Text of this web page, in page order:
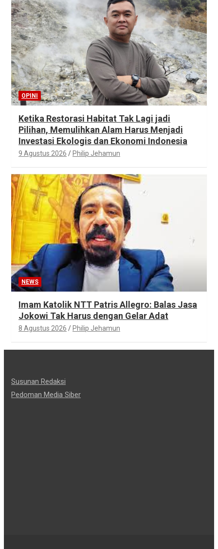
OPINI
Ketika Restorasi Habitat Tak Lagi jadi
Pilihan, Memulihkan Alam Harus Menjadi
Investasi Ekologis dan Ekonomi Indonesia
9 Agustus 2026 Philip Jehamun
NEWS
Imam Katolik NTT Patris Allegro: Balas Jasa
Jokowi Tak Harus dengan Gelar Adat
8 Agustus 2026 Philip Jehamun
Susunan Redaksi
Pedoman Media Siber